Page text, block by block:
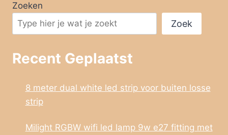
Zoeken
Zoek
Recent Geplaatst
8 meter dual white led strip voor buiten losse
strip
Milight RGBW wifi led lamp 9w e27 fitting met